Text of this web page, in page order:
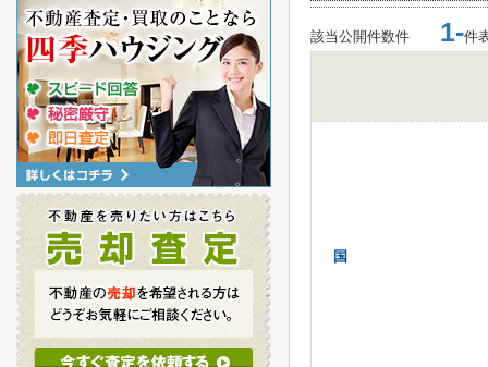
該当公開件数件 1-件